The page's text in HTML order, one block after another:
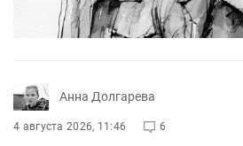
Анна Долгарева
4 августа 2026, 11:46 6